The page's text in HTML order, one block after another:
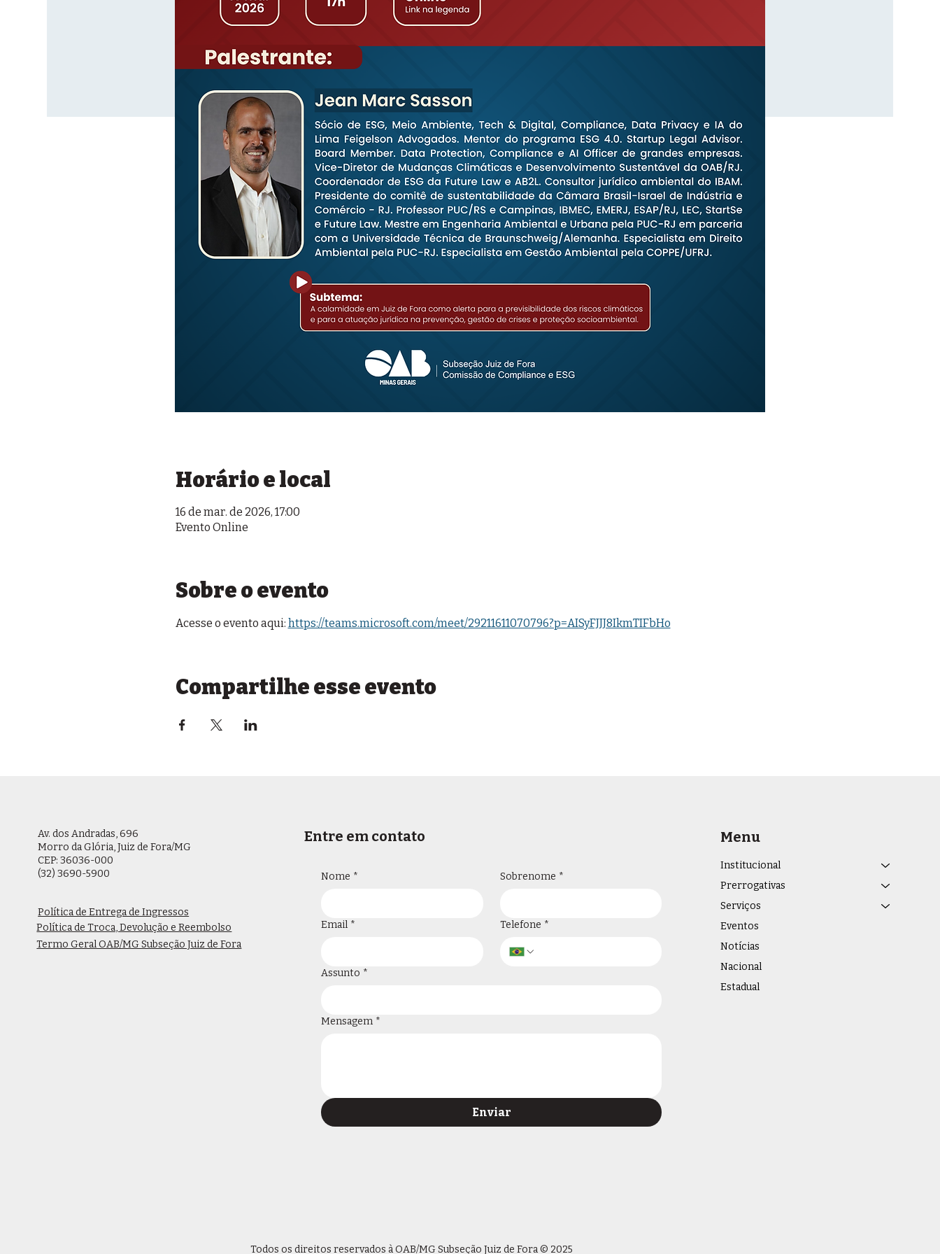
Horário e local
16 de mar. de 2026, 17:00
Evento Online
Sobre o evento
Acesse o evento aqui: https://teams.microsoft.com/meet/29211611070796?p=AISyFJJJ8IkmTIFbHo
Compartilhe esse evento
Av. dos Andradas, 696
Morro da Glória, Juiz de Fora/MG
CEP: 36036-000
(32) 3690-5900
Política de Entrega de Ingressos
Termo Geral OAB/MG Subseção Juiz de Fora
Política de Troca, Devolução e Reembolso
Entre em contato
Nome * Sobrenome *
Email * Telefone *
Assunto *
Mensagem *
Enviar
Menu
Institucional
Prerrogativas
Serviços
Eventos
Notícias
Nacional
Estadual
Todos os direitos reservados à OAB/MG Subseção Juiz de Fora © 2025